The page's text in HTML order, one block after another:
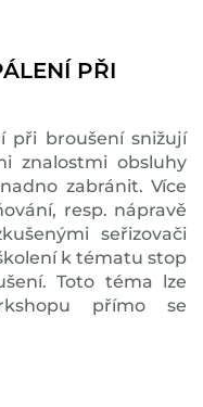
PŘI
při broušení snižují
znalostmi obsluhy
zabránit. Více
resp. nápravě
seřizovači
k tématu stop
Toto téma lze
přímo se